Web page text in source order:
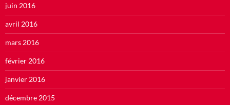
juin 2016
avril 2016
mars 2016
février 2016
janvier 2016
décembre 2015